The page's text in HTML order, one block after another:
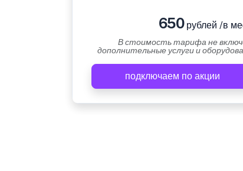
650рублей /в
В стоимость тарифа не
дополнительные услуги и
подключаем по акции